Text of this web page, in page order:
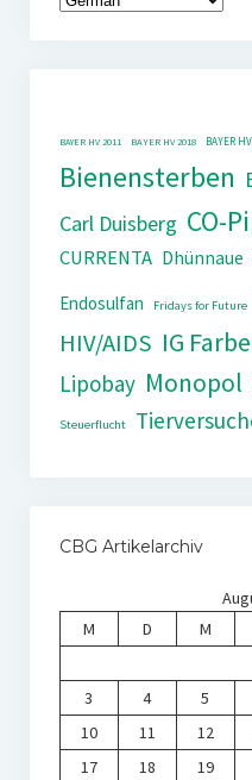
BAYER HV 2011 BAYER HV 2018 BAYER
Bienensterben
Carl Duisberg CO-
CURRENTA Dhünnaue
Endosulfan
Fridays for Future
HIV/AIDS IG
Lipobay Monopol
Steuerflucht
CBG Artikelarchiv
M
D M
3
4 5
10
11 12
17
18 19